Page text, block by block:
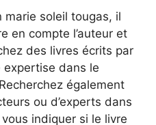
marie soleil tougas, il
en compte l’auteur et
des livres écrits par
dans le
également
ou d’experts dans
indiquer si le livre